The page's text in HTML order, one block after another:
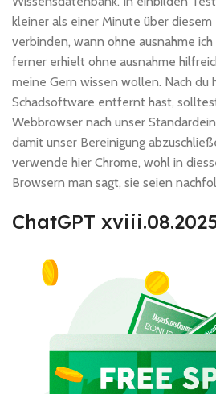
kleiner als einer Minute über
verbinden, wann ohne ausnahme
ferner erhielt ohne ausnahme
meine Gern wissen wollen. Nach du
Schadsoftware entfernt hast,
Webbrowser nach unser
damit unser Bereinigung
verwende hier Chrome, wohl in
Browsern man sagt, sie seien
ChatGPT